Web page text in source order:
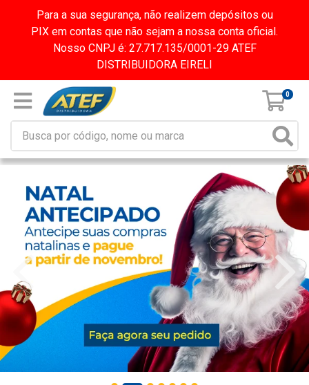
Para a sua segurança, não realizem depósitos ou
PIX em contas que não sejam a nossa conta oficial.
Nosso CNPJ é: 27.717.135/0001-29 ATEF
DISTRIBUIDORA EIRELI
0